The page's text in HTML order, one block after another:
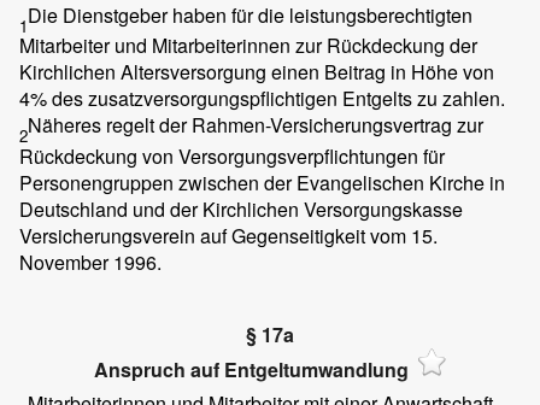
1Die Dienstgeber haben für die leistungsberechtigten
Mitarbeiter und Mitarbeiterinnen zur Rückdeckung der
Kirchlichen Altersversorgung einen Beitrag in Höhe von
4% des zusatzversorgungspflichtigen Entgelts zu zahlen.
2Näheres regelt der Rahmen-Versicherungsvertrag zur
Rückdeckung von Versorgungsverpflichtungen für
Personengruppen zwischen der Evangelischen Kirche in
Deutschland und der Kirchlichen Versorgungskasse
Versicherungsverein auf Gegenseitigkeit vom 15.
November 1996.
§ 17a
Anspruch auf Entgeltumwandlung